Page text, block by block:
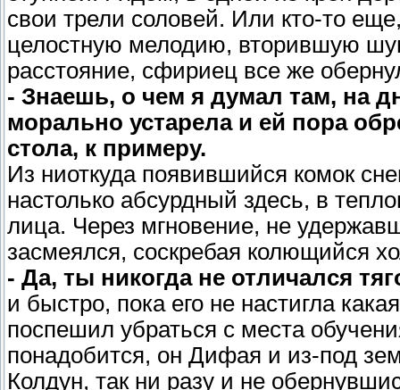
свои трели соловей. Или кто-то
целостную мелодию, вторившую
расстояние, сфириец все же
- Знаешь, о чем я думал там, на
морально устарела и ей пора
стола, к примеру.
Из ниоткуда появившийся комок
настолько абсурдный здесь, в
лица. Через мгновение, не
засмеялся, соскребая колющийся
- Да, ты никогда не отличался
и быстро, пока его не настигла
поспешил убраться с места
понадобится, он Дифая и из-под
Колдун, так ни разу и не